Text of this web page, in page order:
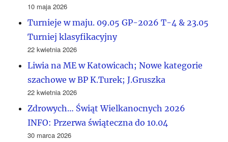
10 maja 2026
Turnieje w maju. 09.05 GP-2026 T-4 & 23.05
Turniej klasyfikacyjny
22 kwietnia 2026
Liwia na ME w Katowicach; Nowe kategorie
szachowe w BP K.Turek; J.Gruszka
22 kwietnia 2026
Zdrowych… Świąt Wielkanocnych 2026
INFO: Przerwa świąteczna do 10.04
30 marca 2026